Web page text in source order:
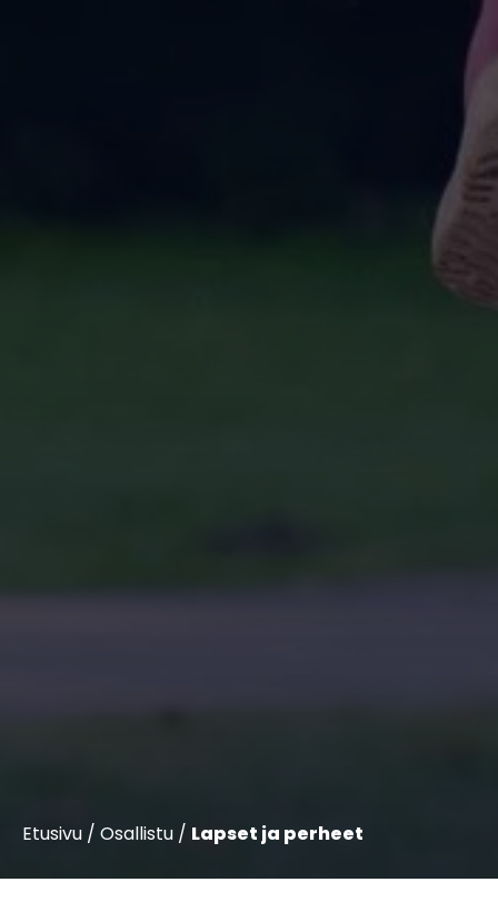
Etusivu / Osallistu / Lapset ja perheet